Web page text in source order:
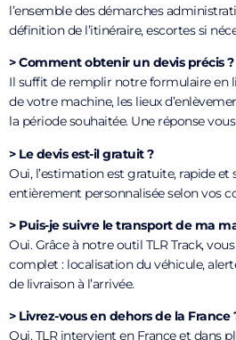
l’ensemble des démarches
définition de l’itinéraire, escortes si
> Comment obtenir un devis précis ?
Il suffit de remplir notre formulaire en
de votre machine, les lieux
la période souhaitée. Une réponse
> Le devis est-il gratuit ?
Oui, l’estimation est gratuite, rapide et
entièrement personnalisée selon vos
> Puis-je suivre le transport de ma
Oui. Grâce à notre outil TLR Track,
complet : localisation du véhicule,
de livraison à l’arrivée.
> Livrez-vous en dehors de la France
Oui, TLR intervient en France et dans